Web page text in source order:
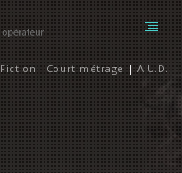
Fiction - Court-métrage | A.U.D.